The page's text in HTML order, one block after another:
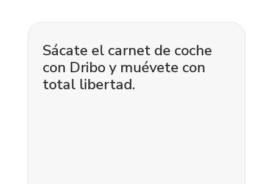
Sácate el carnet de coche
con Dribo y muévete con
total libertad.